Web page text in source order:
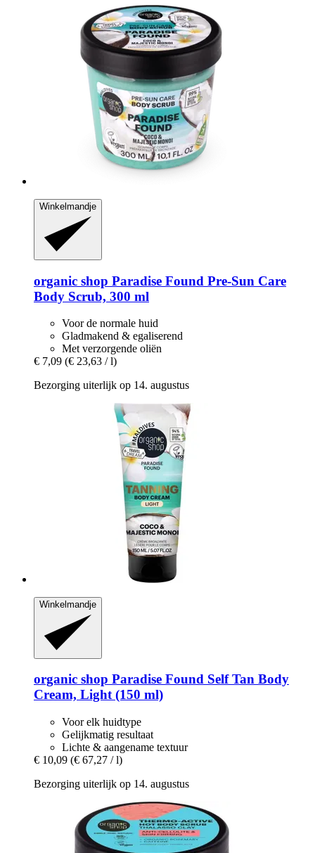
Winkelmandje
organic shop Paradise Found Pre-​Sun Care
Body Scrub, 300 ml
Voor de normale huid
Gladmakend & egaliserend
Met verzorgende oliën
€ 7,09 (€ 23,63 / l)
Bezorging uiterlijk op 14. augustus
Winkelmandje
organic shop Paradise Found Self Tan Body
Cream, Light (150 ml)
Voor elk huidtype
Gelijkmatig resultaat
Lichte & aangename textuur
€ 10,09 (€ 67,27 / l)
Bezorging uiterlijk op 14. augustus